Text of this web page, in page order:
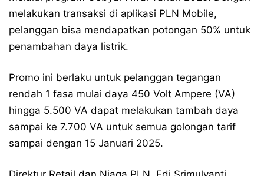
melakukan transaksi di aplikasi PLN Mobile,
pelanggan bisa mendapatkan potongan 50% untuk
penambahan daya listrik.
Promo ini berlaku untuk pelanggan tegangan
rendah 1 fasa mulai daya 450 Volt Ampere (VA)
hingga 5.500 VA dapat melakukan tambah daya
sampai ke 7.700 VA untuk semua golongan tarif
sampai dengan 15 Januari 2025.